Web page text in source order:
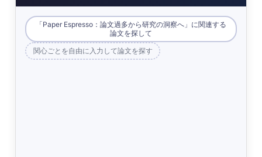
「Paper Espresso：論文過多から研究の洞察へ」に関連する
論文を探して
関心ごとを自由に入力して論文を探す